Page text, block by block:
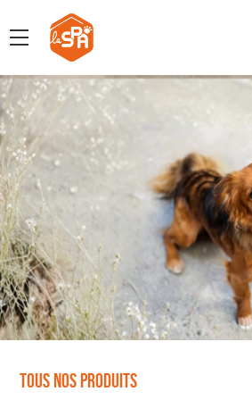
menu
Tous nos produits